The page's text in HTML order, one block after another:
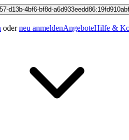
d13b-4bf6-bf8d-
oderneu anmeldenAngeboteHilfe &